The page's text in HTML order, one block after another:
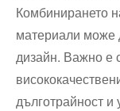
Комбинирането
материали може
дизайн. Важно е
дълготрайност ⁢и